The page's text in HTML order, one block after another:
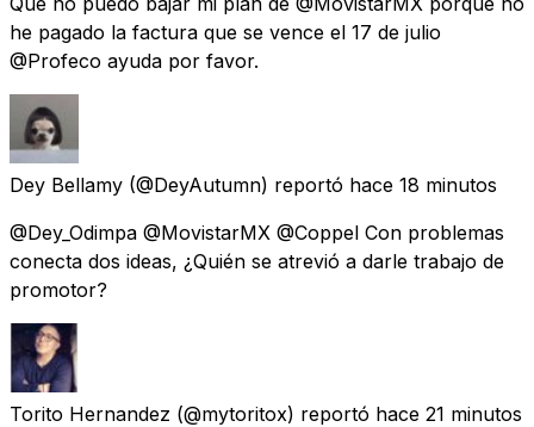
he pagado la factura que se vence el 17 de julio
@Profeco ayuda por favor.
Dey Bellamy (@DeyAutumn) reportó hace 18 minutos
@Dey_Odimpa @MovistarMX @Coppel Con problemas
conecta dos ideas, ¿Quién se atrevió a darle trabajo de
promotor?
Torito Hernandez (@mytoritox) reportó hace 21 minutos